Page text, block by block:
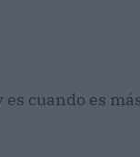
cuando es